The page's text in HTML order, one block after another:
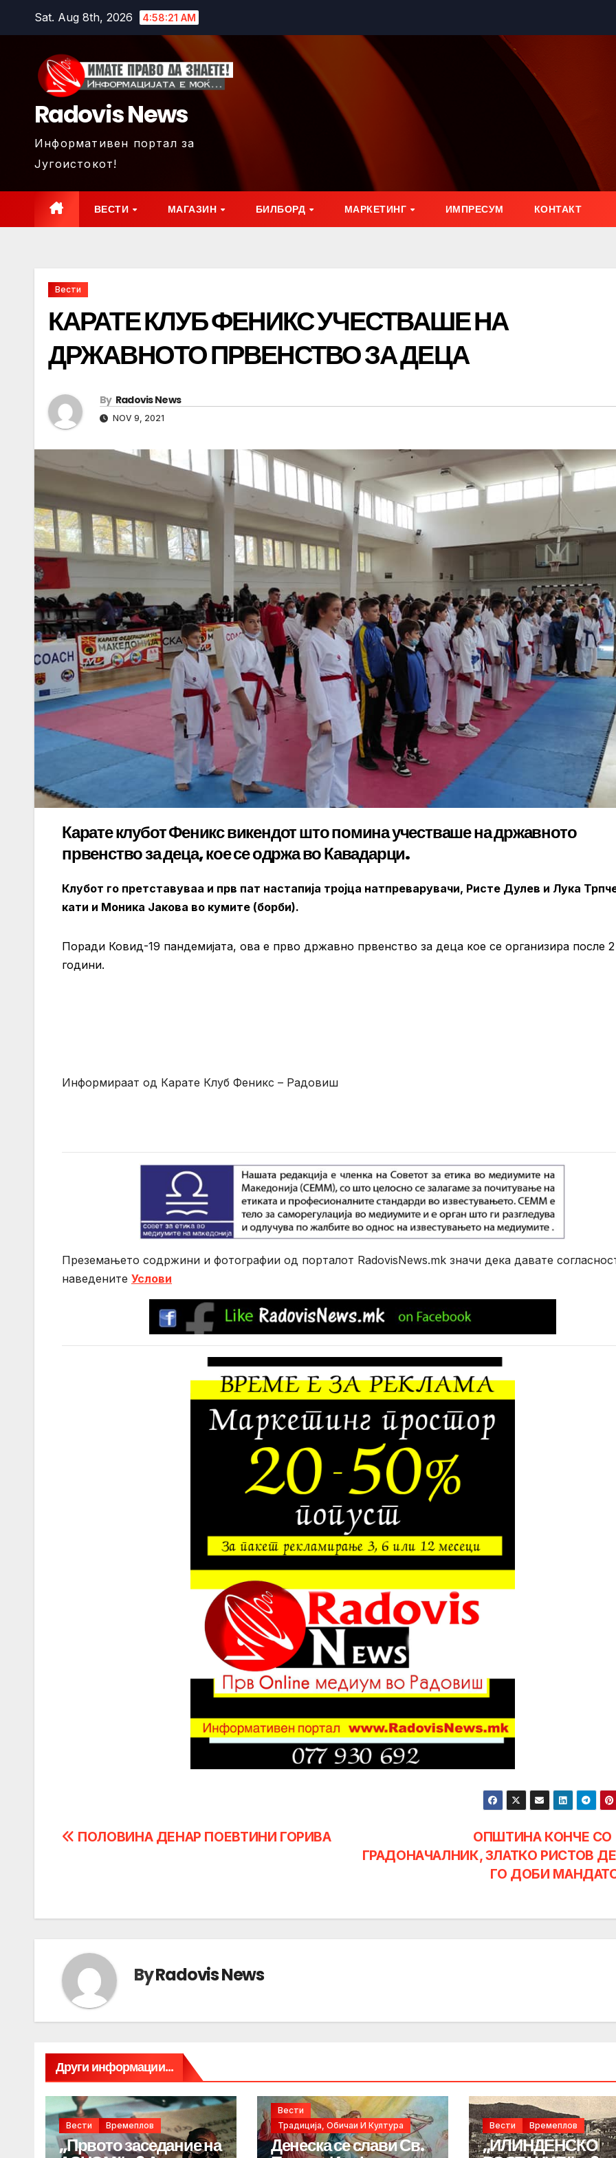
Sat. Aug 8th, 2026 4:58:22 AM
Radovis News
Информативен портал за
Југоистокот!
ВЕСТИ МАГАЗИН БИЛБОРД МАРКЕТИНГ ИМПРЕСУМ КОНТАКТ
Вести
КАРАТЕ КЛУБ ФЕНИКС УЧЕСТВАШЕ НА
ДРЖАВНОТО ПРВЕНСТВО ЗА ДЕЦА
By Radovis News
NOV 9, 2021
Карате клубот Феникс викендот што помина учестваше на државното
првенство за деца, кое се одржа во Кавадарци.
Клубот го претставуваа и прв пат настапија тројца натпреварувачи, Ристе Дулев и Лука
кати и Моника Јакова во кумите (борби).
Поради Ковид-19 пандемијата, ова е прво државно првенство за деца кое се организира после 2
години.
Информираат од Карате Клуб Феникс – Радовиш
Преземањето содржини и фотографии од порталот RadovisNews.mk значи дека давате
нaведените Услови
Post
ОПШТИНА КОНЧЕ СО
ГРАДОНАЧАЛНИК, ЗЛАТКО РИСТОВ
ГО ДОБИ
ПОЛОВИНА ДЕНАР ПОЕВТИНИ ГОРИВА
ByRadovis News
Други информации...
Вести Времеплов
„Првото заседание на
Вести
Традиција, Обичаи И Култура
Денеска се слави Св.
Вести Времеплов
„ИЛИНДЕНСКО